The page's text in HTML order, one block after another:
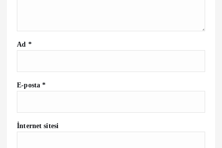
e
s
i
Ad *
E-posta*
İnternet sitesi